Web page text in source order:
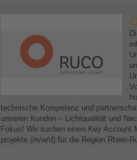
technische Kompetenz und
unseren Kunden – Lichtqualität und
Fokus! Wir suchen einen Key Account
projekte (m/w/d) für die Region Rhein-